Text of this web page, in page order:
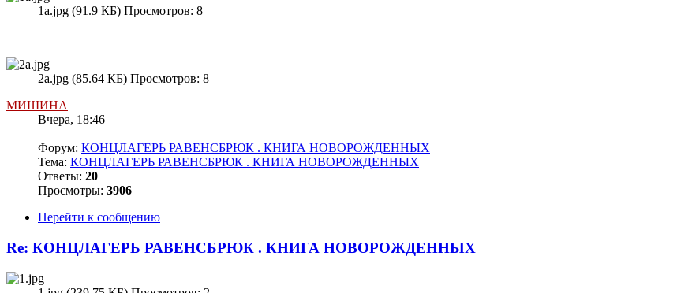
1а.jpg (91.9 КБ) Просмотров: 8
2а.jpg (85.64 КБ) Просмотров: 8
МИШИНА
Вчера, 18:46
Форум: КОНЦЛАГЕРЬ РАВЕНСБРЮК . КНИГА НОВОРОЖДЕННЫХ
Тема: КОНЦЛАГЕРЬ РАВЕНСБРЮК . КНИГА НОВОРОЖДЕННЫХ
Ответы: 20
Просмотры: 3906
Перейти к сообщению
Re: КОНЦЛАГЕРЬ РАВЕНСБРЮК . КНИГА НОВОРОЖДЕННЫХ